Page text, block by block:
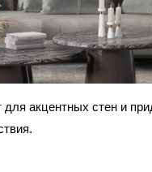
акцентных стен и